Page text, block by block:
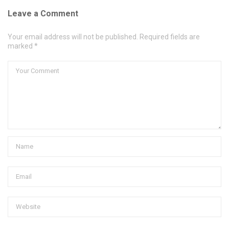
Leave a Comment
Your email address will not be published. Required fields are
marked *